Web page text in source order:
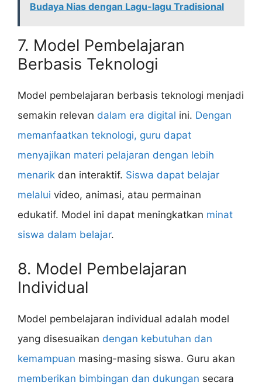
Budaya Nias dengan Lagu-lagu Tradisional
7. Model Pembelajaran
Berbasis Teknologi
Model pembelajaran berbasis teknologi menjadi
semakin relevan dalam era digital ini. Dengan
memanfaatkan teknologi, guru dapat
menyajikan materi pelajaran dengan lebih
menarik dan interaktif. Siswa dapat belajar
melalui video, animasi, atau permainan
edukatif. Model ini dapat meningkatkan minat
siswa dalam belajar.
8. Model Pembelajaran
Individual
Model pembelajaran individual adalah model
yang disesuaikan dengan kebutuhan dan
kemampuan masing-masing siswa. Guru akan
memberikan bimbingan dan dukungan secara